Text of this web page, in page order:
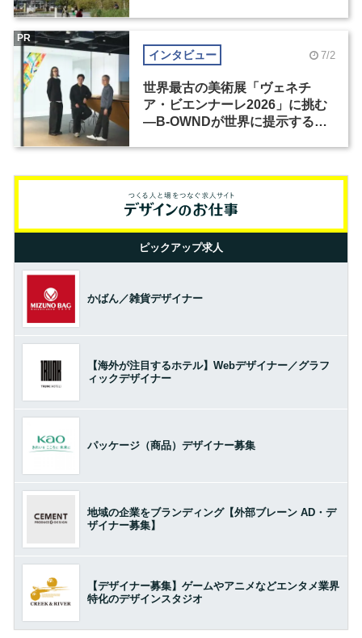
インタビュー 7/2
世界最古の美術展「ヴェネチ
ア・ビエンナーレ2026」に挑む
―B-OWNDが世界に提示する美
PR
ピックアップ求人
かばん／雑貨デザイナー
【海外が注目するホテル】Webデザイナー／グラフ
ィックデザイナー
パッケージ（商品）デザイナー募集
地域の企業をブランディング【外部ブレーン AD・デ
ザイナー募集】
【デザイナー募集】ゲームやアニメなどエンタメ業界
特化のデザインスタジオ